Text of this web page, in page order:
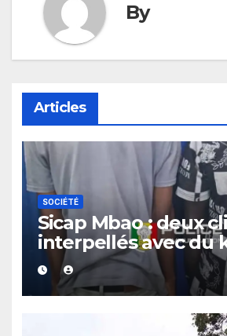
By
Articles
SOCIÉTÉ
Sicap Mbao : deux
interpellés avec du
d’un contrôle de
un bar